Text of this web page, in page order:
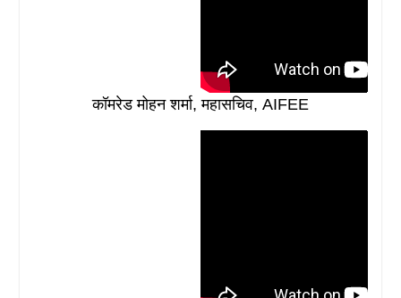
कॉमरेड मोहन शर्मा, महासचिव, AIFEE